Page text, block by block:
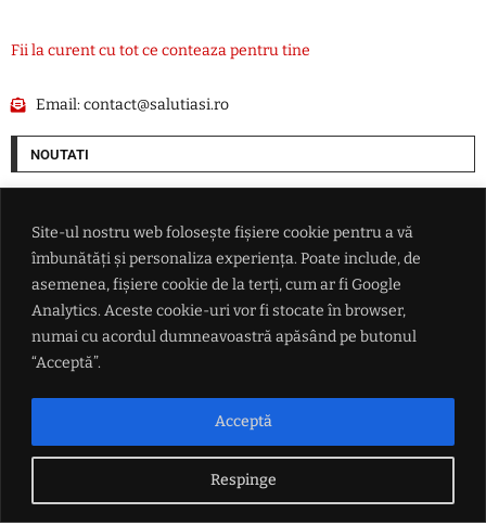
Site-ul nostru web folosește fișiere cookie pentru a vă
îmbunătăți și personaliza experiența. Poate include, de
asemenea, fișiere cookie de la terți, cum ar fi Google
Analytics. Aceste cookie-uri vor fi stocate în browser,
numai cu acordul dumneavoastră apăsând pe butonul
“Acceptă”.
Respinge
Acceptă
Fii la curent cu tot ce conteaza pentru tine
Email:contact@salutiasi.ro
NOUTATI
drone
Președintele federației argentiniene a vorbit despre viitorul lui Lionel
Messi
Petrișor Peiu trimite Curtea de Conturi peste Diana Buzoianu
HARTĂ Caniculă în sudul țării, vânt puternic în zona de est și ploi